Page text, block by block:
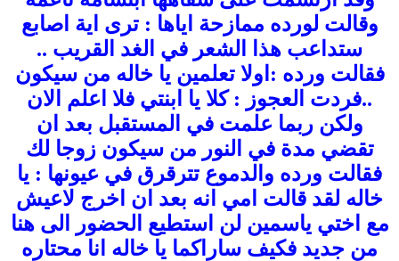
وقالت لورده ممازحة اياها :ترى اية اصابع
ستداعب هذا الشعر في الغد القريب ..
فقالت ورده :اولا تعلمين يا خاله من سيكون
..فردت العجوز :كلا يا ابنتي فلا اعلم الان
ولكن ربما علمت في المستقبل بعد ان
تقضي مدة في النور من سيكون زوجا لك
فقالت ورده والدموع تترقرق في عيونها : يا
خاله لقد قالت امي انه بعد ان اخرج لاعيش
مع اختي ياسمين لن استطيع الحضور الى هنا
من جديد فكيف ساراكما يا خاله انا محتاره